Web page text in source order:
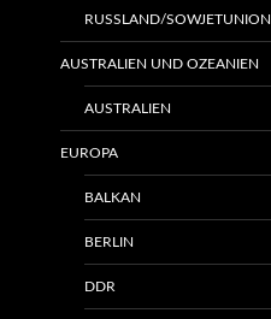
RUSSLAND/SOWJETUNION
AUSTRALIEN UND OZEANIEN
AUSTRALIEN
EUROPA
BALKAN
BERLIN
DDR